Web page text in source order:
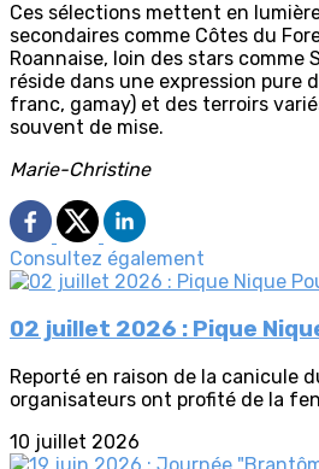
Ces sélections mettent en
secondaires comme Côtes du
Roannaise, loin des stars comme
réside dans une expression pure
franc, gamay) et des terroirs
souvent de mise.
Marie-Christine
Consultez également
02 juillet 2026 : Pique
Reporté en raison de la canicule
organisateurs ont profité de la
10 juillet 2026